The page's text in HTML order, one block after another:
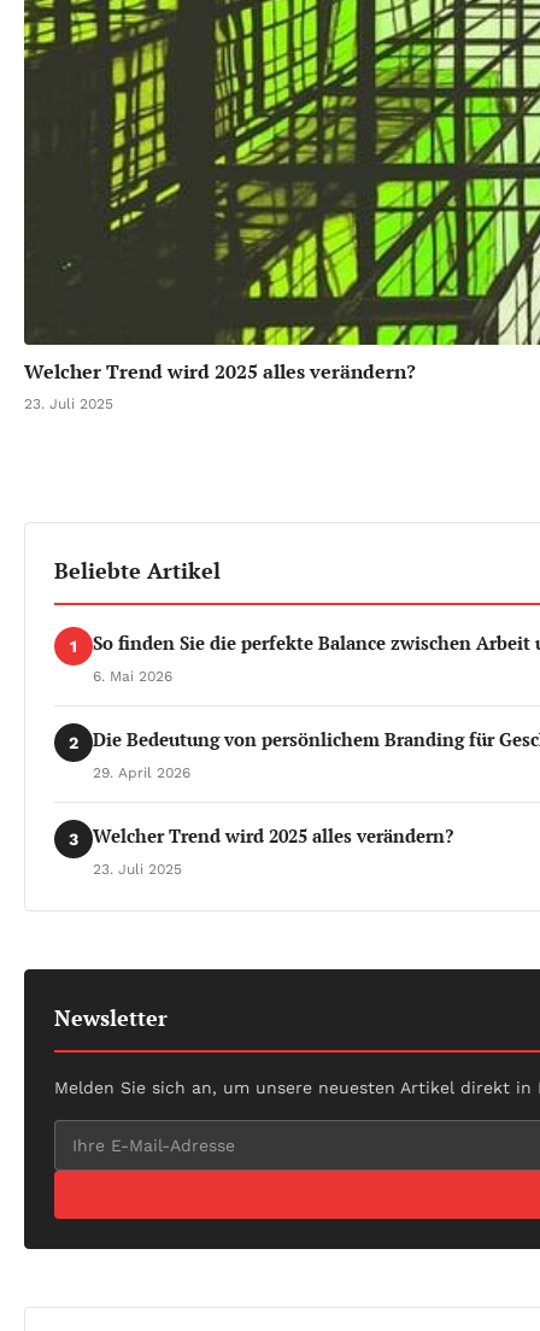
Welcher Trend wird 2025 alles verändern?
23. Juli 2025
Beliebte Artikel
1 So finden Sie die perfekte Balance zwischen Arbeit
6. Mai 2026
2 Die Bedeutung von persönlichem Branding für
29. April 2026
3 Welcher Trend wird 2025 alles verändern?
23. Juli 2025
Newsletter
Melden Sie sich an, um unsere neuesten Artikel direkt